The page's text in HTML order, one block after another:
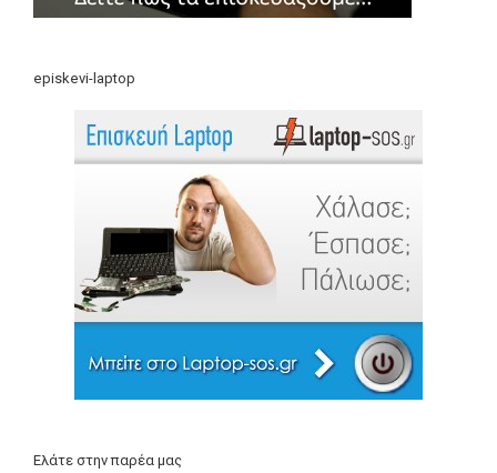
episkevi-laptop
Ελάτε στην παρέα μας